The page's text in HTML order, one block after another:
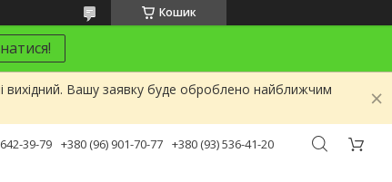
Кошик
вихідний. Вашу заявку буде оброблено найближчим
39-79 +380 (96) 901-70-77 +380 (93) 536-41-20